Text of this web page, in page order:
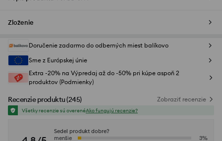
Zloženie
Doručenie zadarmo do odberných miest balíkovo
Sme z Európskej únie
Extra -20% na Výpredaj až do -50% pri kúpe aspoň 2
produktov (Podmienky)
Recenzie produktu(245) Zobraziť recenzie
Všetky recenzie sú overenéAko fungujú recenzie?
Sedel produkt dobre?
menšie
3%